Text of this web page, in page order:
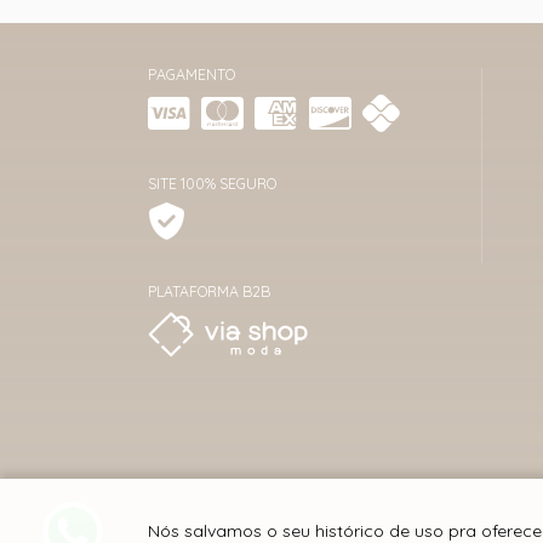
PAGAMENTO
SITE 100% SEGURO
PLATAFORMA B2B
Nós salvamos o seu histórico de uso pra